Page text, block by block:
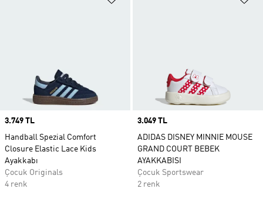
Price
3.749 TL
Handball Spezial Comfort
Closure Elastic Lace Kids
Ayakkabı
Çocuk Originals
4 renk
Price
3.049 TL
ADIDAS DISNEY MINNIE MOUSE
GRAND COURT BEBEK
AYAKKABISI
Çocuk Sportswear
2 renk